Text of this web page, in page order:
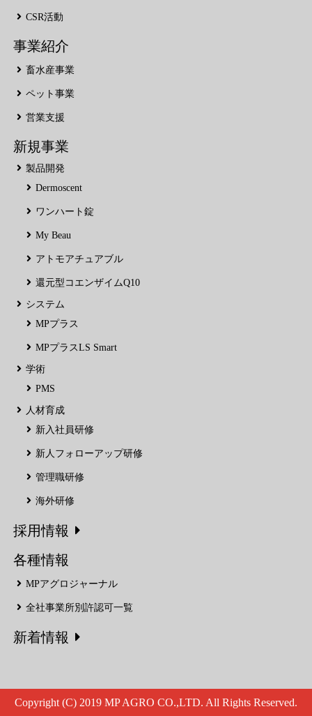
CSR活動
事業紹介
畜水産事業
ペット事業
営業支援
新規事業
製品開発
Dermoscent
ワンハート錠
My Beau
アトモアチュアブル
還元型コエンザイムQ10
システム
MPプラス
MPプラスLS Smart
学術
PMS
人材育成
新入社員研修
新人フォローアップ研修
管理職研修
海外研修
採用情報
各種情報
MPアグロジャーナル
全社事業所別許認可一覧
新着情報
Copyright (C) 2019 MP AGRO CO.,LTD. All Rights Reserved.